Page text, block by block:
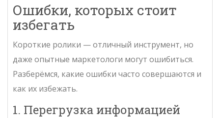
Ошибки, которых стоит
избегать
Короткие ролики — отличный инструмент, но
даже опытные маркетологи могут ошибиться.
Разберёмся, какие ошибки часто совершаются и
как их избежать.
1. Перегрузка информацией